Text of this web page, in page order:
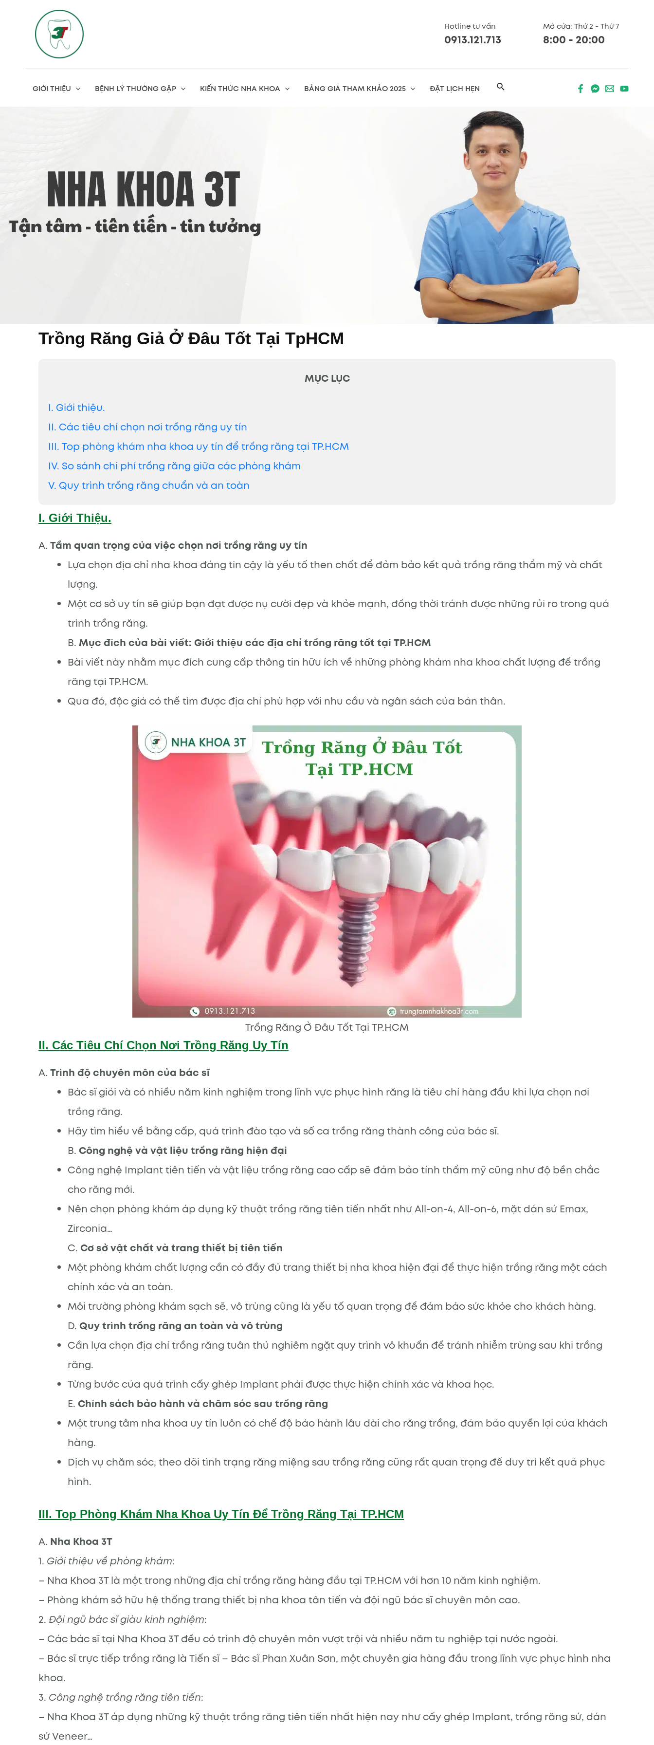
content
Hotline tư vấn
0913.121.713
Mở cửa: Thứ 2 - Thứ 7
8:00 - 20:00
GIỚI THIỆU BỆNH LÝ THƯỜNG GẶP KIẾN THỨC NHA KHOA BẢNG GIÁ THAM KHẢO 2025 ĐẶT LỊCH HẸN Search
Trồng Răng Giả Ở Đâu Tốt Tại TpHCM
MỤC LỤC
I. Giới thiệu.
II. Các tiêu chí chọn nơi trồng răng uy tín
III. Top phòng khám nha khoa uy tín để trồng răng tại TP.HCM
IV. So sánh chi phí trồng răng giữa các phòng khám
V. Quy trình trồng răng chuẩn và an toàn
I. Giới Thiệu.
A. Tầm quan trọng của việc chọn nơi trồng răng uy tín
Lựa chọn địa chỉ nha khoa đáng tin cậy là yếu tố then chốt để đảm bảo kết quả trồng răng thẩm mỹ và chất
lượng.
Một cơ sở uy tín sẽ giúp bạn đạt được nụ cười đẹp và khỏe mạnh, đồng thời tránh được những rủi ro trong quá
trình trồng răng.
B. Mục đích của bài viết: Giới thiệu các địa chỉ trồng răng tốt tại TP.HCM
Bài viết này nhằm mục đích cung cấp thông tin hữu ích về những phòng khám nha khoa chất lượng để trồng
răng tại TP.HCM.
Qua đó, độc giả có thể tìm được địa chỉ phù hợp với nhu cầu và ngân sách của bản thân.
Trồng Răng Ở Đâu Tốt Tại TP.HCM
II. Các Tiêu Chí Chọn Nơi Trồng Răng Uy Tín
A. Trình độ chuyên môn của bác sĩ
Bác sĩ giỏi và có nhiều năm kinh nghiệm trong lĩnh vực phục hình răng là tiêu chí hàng đầu khi lựa chọn nơi
trồng răng.
Hãy tìm hiểu về bằng cấp, quá trình đào tạo và số ca trồng răng thành công của bác sĩ.
B. Công nghệ và vật liệu trồng răng hiện đại
Công nghệ Implant tiên tiến và vật liệu trồng răng cao cấp sẽ đảm bảo tính thẩm mỹ cũng như độ bền chắc
cho răng mới.
Nên chọn phòng khám áp dụng kỹ thuật trồng răng tiên tiến nhất như All-on-4, All-on-6, mặt dán sứ Emax,
Zirconia…
C. Cơ sở vật chất và trang thiết bị tiên tiến
Một phòng khám chất lượng cần có đầy đủ trang thiết bị nha khoa hiện đại để thực hiện trồng răng một cách
chính xác và an toàn.
Môi trường phòng khám sạch sẽ, vô trùng cũng là yếu tố quan trọng để đảm bảo sức khỏe cho khách hàng.
D. Quy trình trồng răng an toàn và vô trùng
Cần lựa chọn địa chỉ trồng răng tuân thủ nghiêm ngặt quy trình vô khuẩn để tránh nhiễm trùng sau khi trồng
răng.
Từng bước của quá trình cấy ghép Implant phải được thực hiện chính xác và khoa học.
E. Chính sách bảo hành và chăm sóc sau trồng răng
Một trung tâm nha khoa uy tín luôn có chế độ bảo hành lâu dài cho răng trồng, đảm bảo quyền lợi của khách
hàng.
Dịch vụ chăm sóc, theo dõi tình trạng răng miệng sau trồng răng cũng rất quan trọng để duy trì kết quả phục
hình.
III. Top Phòng Khám Nha Khoa Uy Tín Để Trồng Răng Tại TP.HCM
A. Nha Khoa 3T
1. Giới thiệu về phòng khám:
– Nha Khoa 3T là một trong những địa chỉ trồng răng hàng đầu tại TP.HCM với hơn 10 năm kinh nghiệm.
– Phòng khám sở hữu hệ thống trang thiết bị nha khoa tân tiến và đội ngũ bác sĩ chuyên môn cao.
2. Đội ngũ bác sĩ giàu kinh nghiệm:
– Các bác sĩ tại Nha Khoa 3T đều có trình độ chuyên môn vượt trội và nhiều năm tu nghiệp tại nước ngoài.
– Bác sĩ trực tiếp trồng răng là Tiến sĩ – Bác sĩ Phan Xuân Sơn, một chuyên gia hàng đầu trong lĩnh vực phục hình nha
khoa.
3. Công nghệ trồng răng tiên tiến:
– Nha Khoa 3T áp dụng những kỹ thuật trồng răng tiên tiến nhất hiện nay như cấy ghép Implant, trồng răng sứ, dán
sứ Veneer…